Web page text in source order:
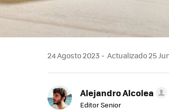
24 Agosto 2023 Actualizado 25
Alejandro Alcolea
Editor Senior